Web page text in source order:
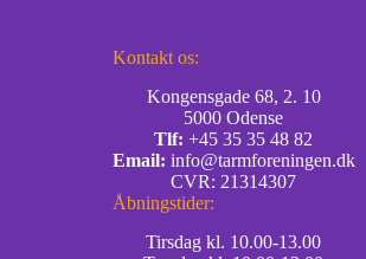
Kontakt os:
Kongensgade 68, 2. 10
5000 Odense
Tlf: +45 35 35 48 82
Email: info@tarmforeningen.dk
CVR: 21314307
Åbningstider:
Tirsdag kl. 10.00-13.00